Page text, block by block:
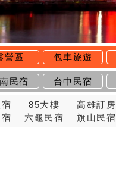
營區 包車旅遊
民宿 台中民宿
85大樓 高雄訂房
六龜民宿 旗山民宿